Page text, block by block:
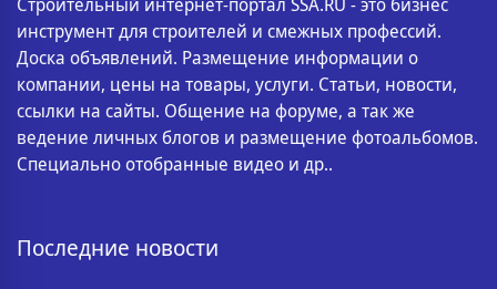
инструмент для строителей и смежных профессий.
Доска объявлений. Размещение информации о
компании, цены на товары, услуги. Статьи, новости,
ссылки на сайты. Общение на форуме, а так же
ведение личных блогов и размещение фотоальбомов.
Специально отобранные видео и др..
Последние новости